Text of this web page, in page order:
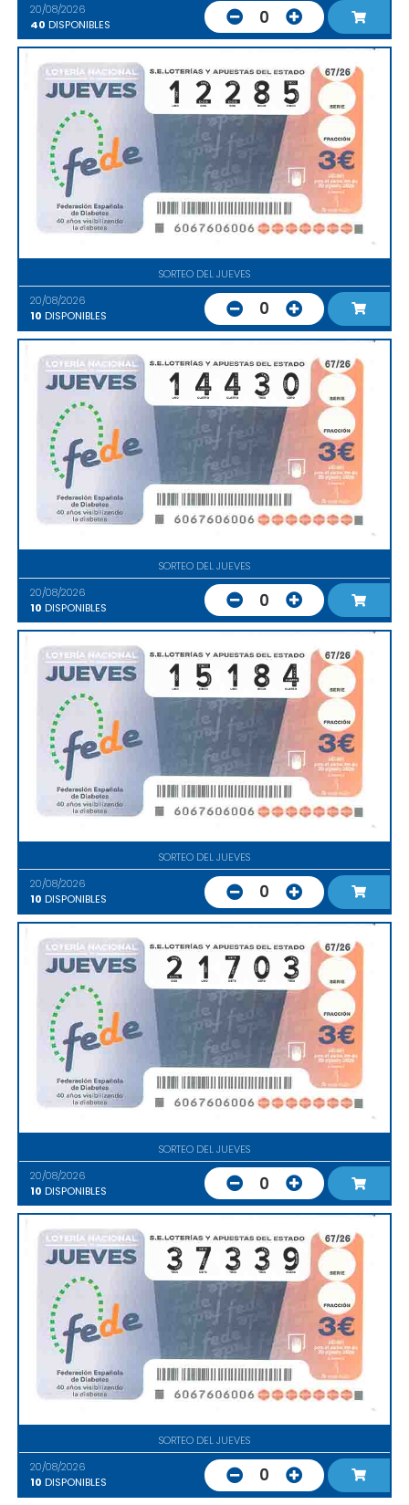
20/08/2026
40 DISPONIBLES 0
SORTEO DEL JUEVES
20/08/2026
10 DISPONIBLES 0
SORTEO DEL JUEVES
20/08/2026
10 DISPONIBLES 0
SORTEO DEL JUEVES
20/08/2026
10 DISPONIBLES 0
SORTEO DEL JUEVES
20/08/2026
10 DISPONIBLES 0
SORTEO DEL JUEVES
20/08/2026
10 DISPONIBLES 0